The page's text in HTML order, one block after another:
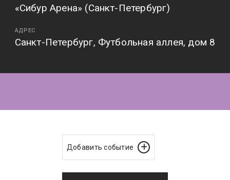
«Сибур Арена» (Санкт-Петербург)
АДРЕС
Санкт-Петербург, Футбольная аллея, дом 8
Добавить событие